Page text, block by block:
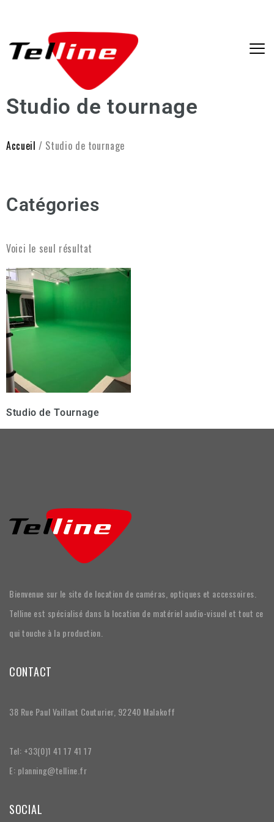
Studio de tournage
Accueil / Studio de tournage
Catégories
Voici le seul résultat
Studio de Tournage
Bienvenue sur le site de location de caméras, optiques et accessoires.
Telline est spécialisé dans la location de matériel audio-visuel et tout ce
qui touche à la production.
CONTACT
38 Rue Paul Vaillant Couturier, 92240 Malakoff
Tel: +33(0)1 41 17 41 17
E: planning@telline.fr
SOCIAL